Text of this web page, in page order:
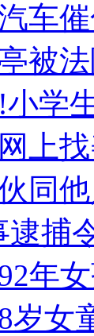
车
被
学
上
同
逮捕
年
岁女